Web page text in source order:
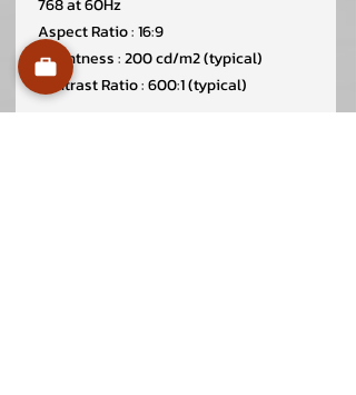
768 at 60Hz
Aspect Ratio : 16:9
Brightness : 200 cd/m2 (typical)
Contrast Ratio : 600:1 (typical)